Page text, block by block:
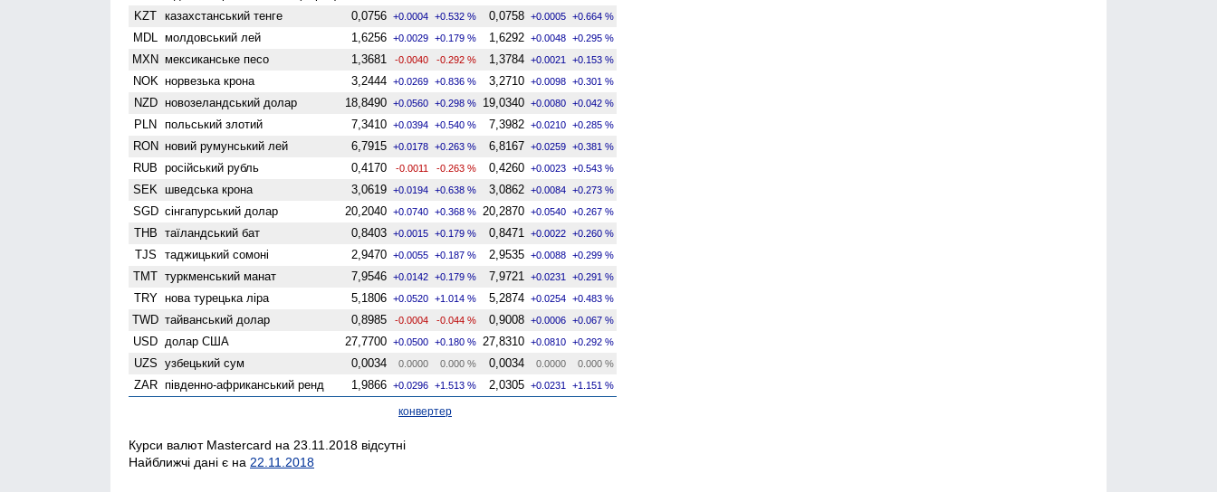
KZT казахстанський тенге 0,0756 +0.0004 +0.532 % 0,0758 +0.0005 +0.664 %
MDL молдовський лей 1,6256 +0.0029 +0.179 % 1,6292 +0.0048 +0.295 %
MXN мексиканське песо 1,3681 -0.0040 -0.292 % 1,3784 +0.0021 +0.153 %
NOK норвезька крона 3,2444 +0.0269 +0.836 % 3,2710 +0.0098 +0.301 %
NZD ново­зеландський долар 18,8490 +0.0560 +0.298 % 19,0340 +0.0080 +0.042 %
PLN польський злотий 7,3410 +0.0394 +0.540 % 7,3982 +0.0210 +0.285 %
RON новий румунський лей 6,7915 +0.0178 +0.263 % 6,8167 +0.0259 +0.381 %
RUB російський рубль 0,4170 -0.0011 -0.263 % 0,4260 +0.0023 +0.543 %
SEK шведська крона 3,0619 +0.0194 +0.638 % 3,0862 +0.0084 +0.273 %
SGD сінгапурський долар 20,2040 +0.0740 +0.368 % 20,2870 +0.0540 +0.267 %
THB таїландський бат 0,8403 +0.0015 +0.179 % 0,8471 +0.0022 +0.260 %
TJS таджицький сомоні 2,9470 +0.0055 +0.187 % 2,9535 +0.0088 +0.299 %
TMT туркменський манат 7,9546 +0.0142 +0.179 % 7,9721 +0.0231 +0.291 %
TRY нова турецька ліра 5,1806 +0.0520 +1.014 % 5,2874 +0.0254 +0.483 %
TWD тайванський долар 0,8985 -0.0004 -0.044 % 0,9008 +0.0006 +0.067 %
USD долар США 27,7700 +0.0500 +0.180 % 27,8310 +0.0810 +0.292 %
UZS узбецький сум 0,0034 0.0000 0.000 % 0,0034 0.0000 0.000 %
ZAR південно-африканський ренд 1,9866 +0.0296 +1.513 % 2,0305 +0.0231 +1.151 %
конвертер
Курси валют Mastercard на 23.11.2018 відсутні
Найближчі дані є на 22.11.2018